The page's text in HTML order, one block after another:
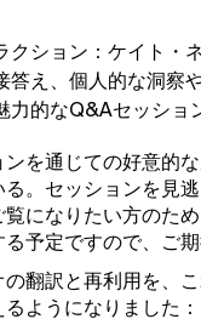
クション：ケイト・
答え、個人的な洞察
力的なQ&Aセッショ
を通じての好意的
。セッションを見
になりたい方のた
予定ですので、ご期
翻訳と再利用を、
ようになりました：